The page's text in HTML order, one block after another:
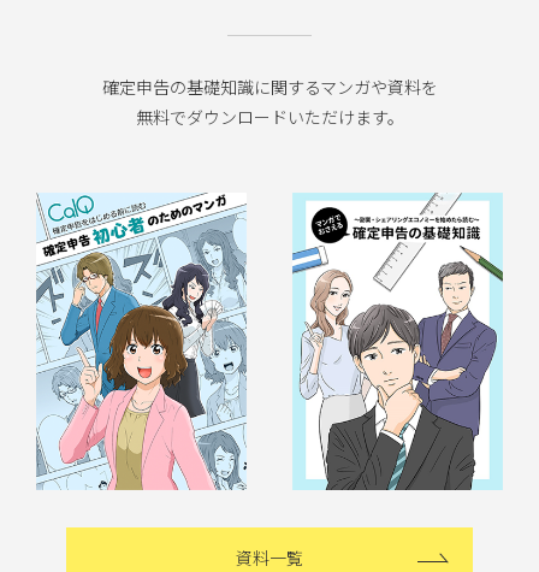
確定申告の基礎知識に関するマンガや資料を
無料でダウンロードいただけます。
資料一覧